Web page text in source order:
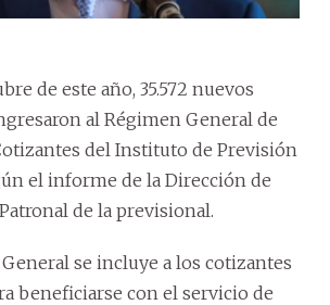
de este año, 35.572 nuevos
al Régimen General de
del Instituto de Previsión
el informe de la Dirección de
de la previsional.
se incluye a los cotizantes
beneficiarse con el servicio de